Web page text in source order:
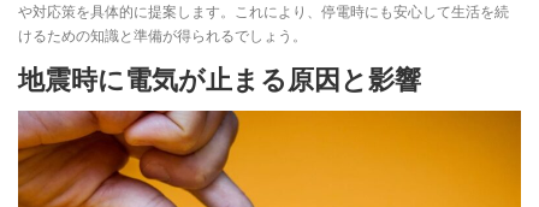
や対応策を具体的に提案します。これにより、停電時にも安心して生活を続
けるための知識と準備が得られるでしょう。
地震時に電気が止まる原因と影響